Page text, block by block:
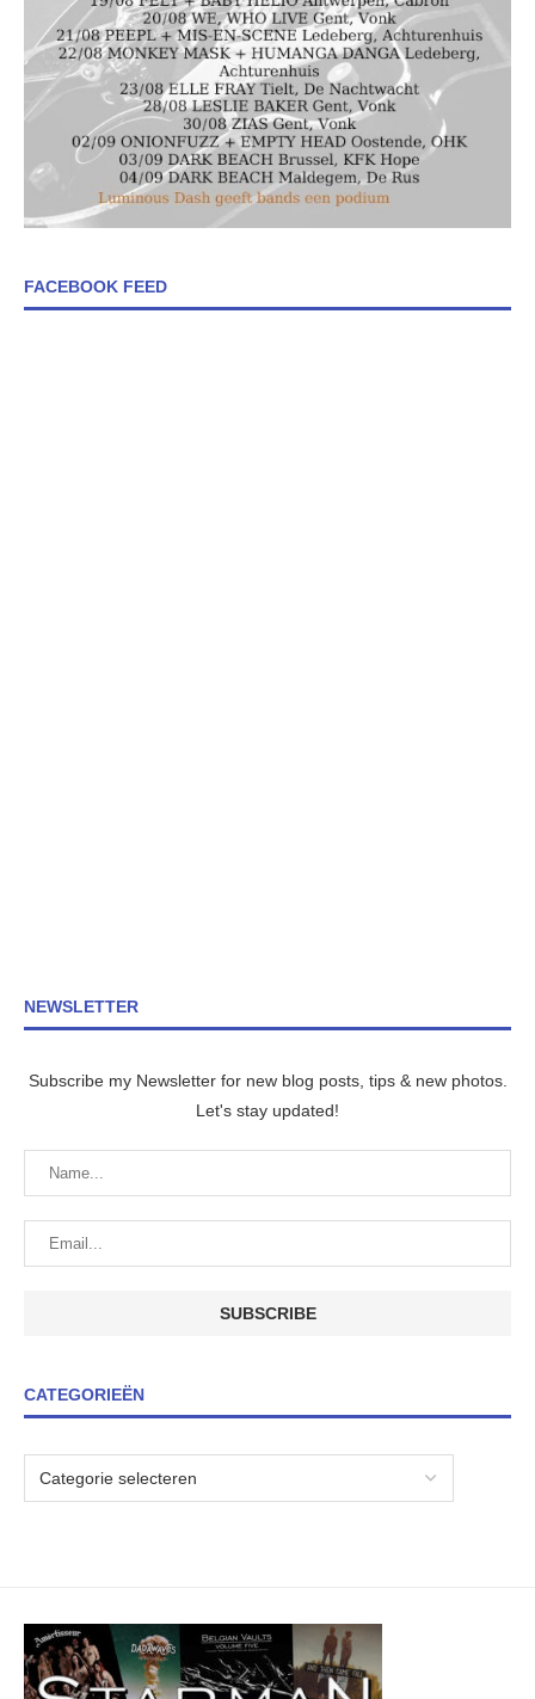
FACEBOOK FEED
NEWSLETTER
Subscribe my Newsletter for new blog posts, tips & new photos.
Let's stay updated!
CATEGORIEËN